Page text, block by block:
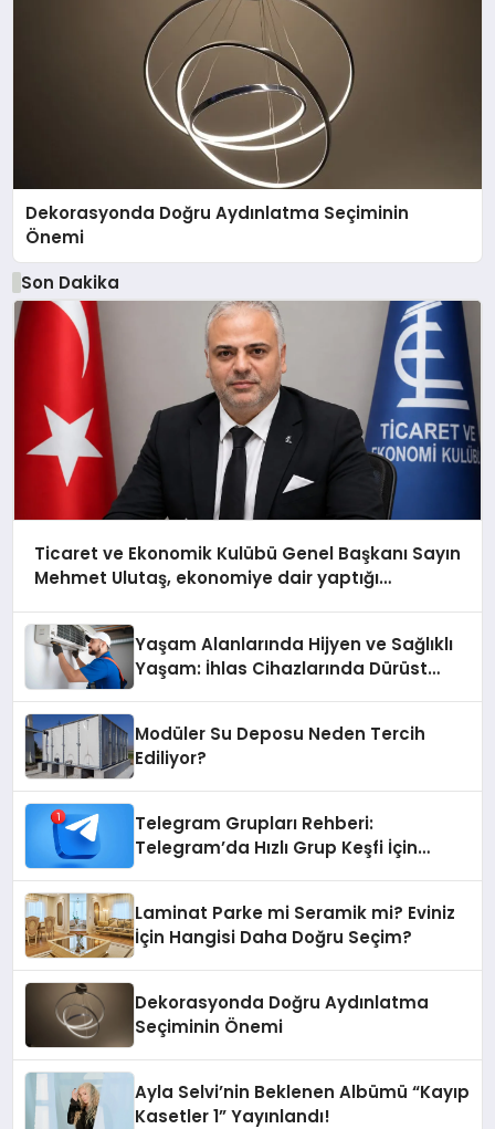
Dekorasyonda Doğru Aydınlatma Seçiminin
Önemi
Son Dakika
Ticaret ve Ekonomik Kulübü Genel Başkanı Sayın
Mehmet Ulutaş, ekonomiye dair yaptığı
Yaşam Alanlarında Hijyen ve Sağlıklı
Yaşam: İhlas Cihazlarında Dürüst
Modüler Su Deposu Neden Tercih
Ediliyor?
Telegram Grupları Rehberi:
Telegram’da Hızlı Grup Keşfi İçin
Laminat Parke mi Seramik mi? Eviniz
İçin Hangisi Daha Doğru Seçim?
Dekorasyonda Doğru Aydınlatma
Seçiminin Önemi
Ayla Selvi’nin Beklenen Albümü “Kayıp
Kasetler 1” Yayınlandı!